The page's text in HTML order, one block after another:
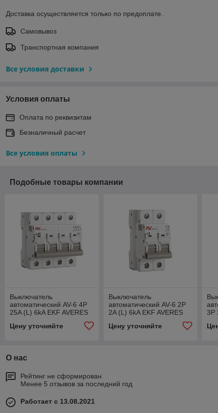
Доставка осуществляется только по предоплате.
Самовывоз
Транспортная компания
Все условия доставки
Условия оплаты
Оплата по реквизитам
Безналичный расчет
Все условия оплаты
Подобные товары компании
Выключатель
автоматический AV-6 4P
25A (L) 6kA EKF AVERES
Цену уточняйте
Выключатель
автоматический AV-6 2P
2A (L) 6kA EKF AVERES
Цену уточняйте
3P
О нас
Рейтинг не сформирован
Менее 5 отзывов за последний год
Работает с 13.08.2021